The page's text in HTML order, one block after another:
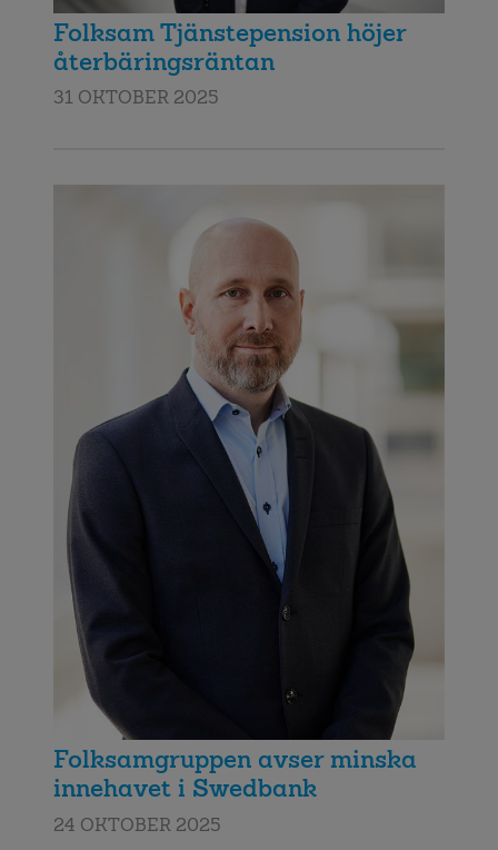
Folksam Tjänstepension höjer
återbäringsräntan
31 OKTOBER 2025
Folksamgruppen avser minska
innehavet i Swedbank
24 OKTOBER 2025